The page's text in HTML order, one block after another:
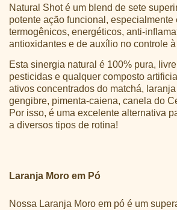
Natural Shot é um blend de sete
potente ação funcional, especialmente
termogênicos, energéticos, anti-
antioxidantes e de auxílio no controle
Esta sinergia natural é 100% pura,
pesticidas e qualquer composto
ativos concentrados do matchá,
gengibre, pimenta-caiena, canela do
Por isso, é uma excelente alternativa
a diversos tipos de rotina!
Laranja Moro em Pó
Nossa Laranja Moro em pó é um